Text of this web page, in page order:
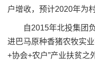
户增收，预计2020年为
自2015年北投集团负
进巴马原种香猪农牧实
+协会+农户”产业扶贫之